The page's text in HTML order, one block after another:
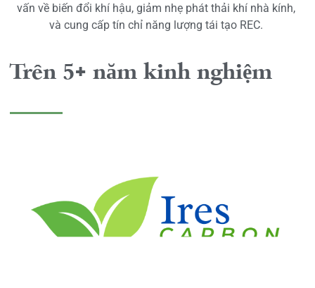
vấn về biến đổi khí hậu, giảm nhẹ phát thải khí nhà kính,
và cung cấp tín chỉ năng lượng tái tạo REC.
Trên 5+ năm kinh nghiệm